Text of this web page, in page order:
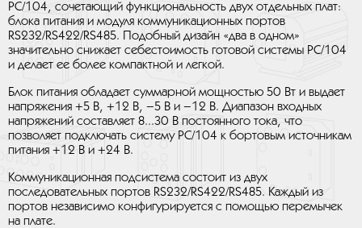
PC/104, сочетающий функциональность двух отдельных плат:
блока питания и модуля коммуникационных портов
RS232/RS422/RS485. Подобный дизайн «два в одном»
значительно снижает себестоимость готовой системы PC/104
и делает ее более компактной и легкой.
Блок питания обладает суммарной мощностью 50 Вт и выдает
напряжения +5 В, +12 В, –5 В и –12 В. Диапазон входных
напряжений составляет 8...30 В постоянного тока, что
позволяет подключать систему PC/104 к бортовым источникам
питания +12 В и +24 В.
Коммуникационная подсистема состоит из двух
последовательных портов RS232/RS422/RS485. Каждый из
портов независимо конфигурируется с помощью перемычек
на плате.